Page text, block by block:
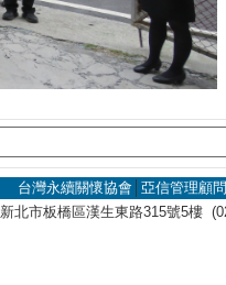
台灣永續關懷協會│ 亞信管理顧
新北市板橋區漢生東路315號5樓